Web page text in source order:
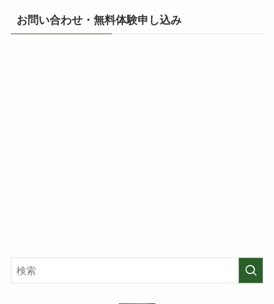
お問い合わせ・無料体験申し込み